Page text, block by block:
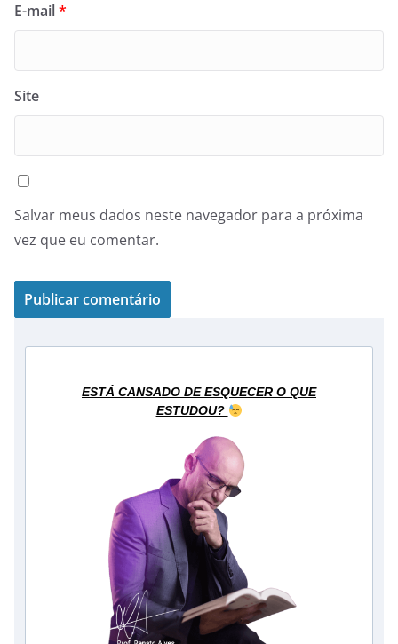
E-mail*
Site
Salvar meus dados neste navegador para a próxima
vez que eu comentar.
ESTÁ CANSADO DE ESQUECER O QUE
ESTUDOU?